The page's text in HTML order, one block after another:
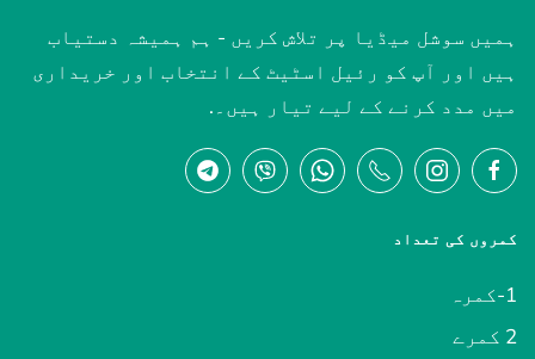
ہمیں سوشل میڈیا پر تلاش کریں - ہم ہمیشہ دستیاب
ہیں اور آپ کو رئیل اسٹیٹ کے انتخاب اور خریداری
میں مدد کرنے کے لیے تیار ہیں۔.
کمروں کی تعداد
1-کمرہ
2 کمرے